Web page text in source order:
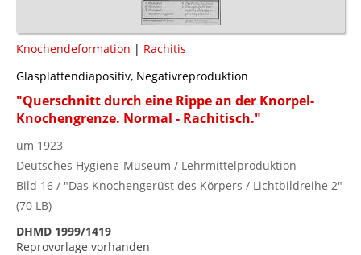
Knochendeformation | Rachitis
Glasplattendiapositiv, Negativreproduktion
"Querschnitt durch eine Rippe an der Knorpel-
Knochengrenze. Normal - Rachitisch."
um 1923
Deutsches Hygiene-Museum / Lehrmittelproduktion
Bild 16 / "Das Knochengerüst des Körpers / Lichtbildreihe 2"
(70 LB)
DHMD 1999/1419
Reprovorlage vorhanden